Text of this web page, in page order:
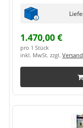
1.470,00 €
pro 1 Stück
inkl. MwSt. zzgl. Versand